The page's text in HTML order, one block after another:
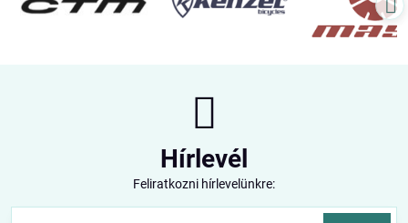
Hírlevél
Feliratkozni hírlevelünkre: